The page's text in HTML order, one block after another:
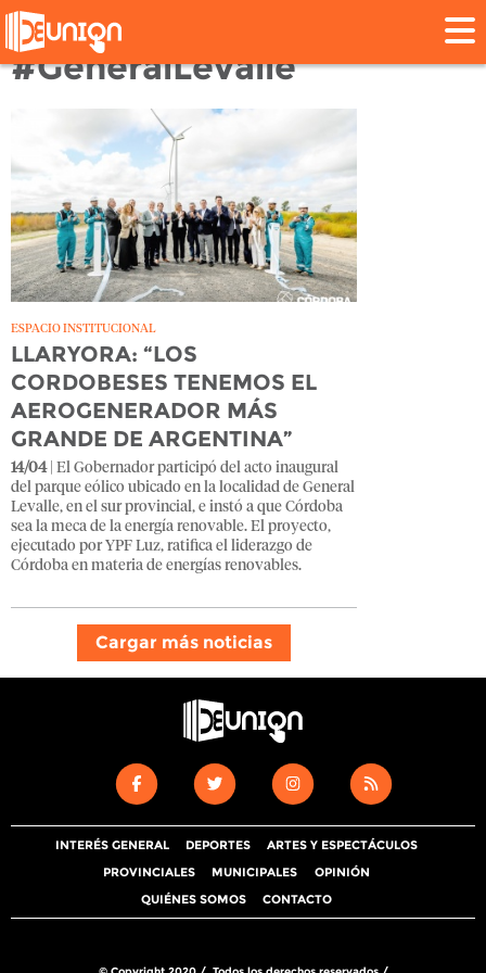
Tag:
#GeneralLevalle
ESPACIO INSTITUCIONAL
LLARYORA: “LOS
CORDOBESES TENEMOS EL
AEROGENERADOR MÁS
GRANDE DE ARGENTINA”
14/04| El Gobernador participó del acto inaugural
del parque eólico ubicado en la localidad de General
Levalle, en el sur provincial, e instó a que Córdoba
sea la meca de la energía renovable. El proyecto,
ejecutado por YPF Luz, ratifica el liderazgo de
Córdoba en materia de energías renovables.
Cargar más noticias
INTERÉS GENERAL DEPORTES
ARTES Y ESPECTÁCULOS
PROVINCIALES
MUNICIPALES
OPINIÓN
QUIÉNES SOMOS
CONTACTO